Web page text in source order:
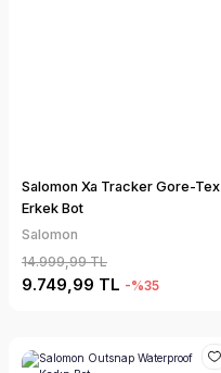
Salomon Xa Tracker Gore-Tex
Erkek Bot
Salomon
14.999,99 TL
9.749,99 TL -%35